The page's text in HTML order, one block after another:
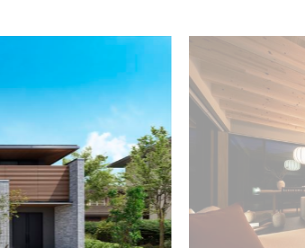
NEW ZEH
エアドリームハ
バックナンバー
自家自讃のご請求
近畿
四国
OAK
ELM
心にも体にも良い影響
木はリラックス素材
木の不思議な力
SENTAKist